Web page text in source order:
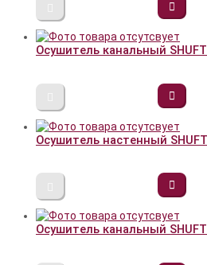
Осушитель канальный
Осушитель настенный
Осушитель канальный